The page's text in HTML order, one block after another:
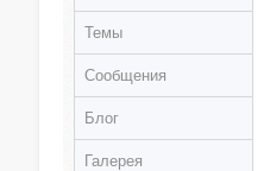
Темы
Сообщения
Блог
Галерея